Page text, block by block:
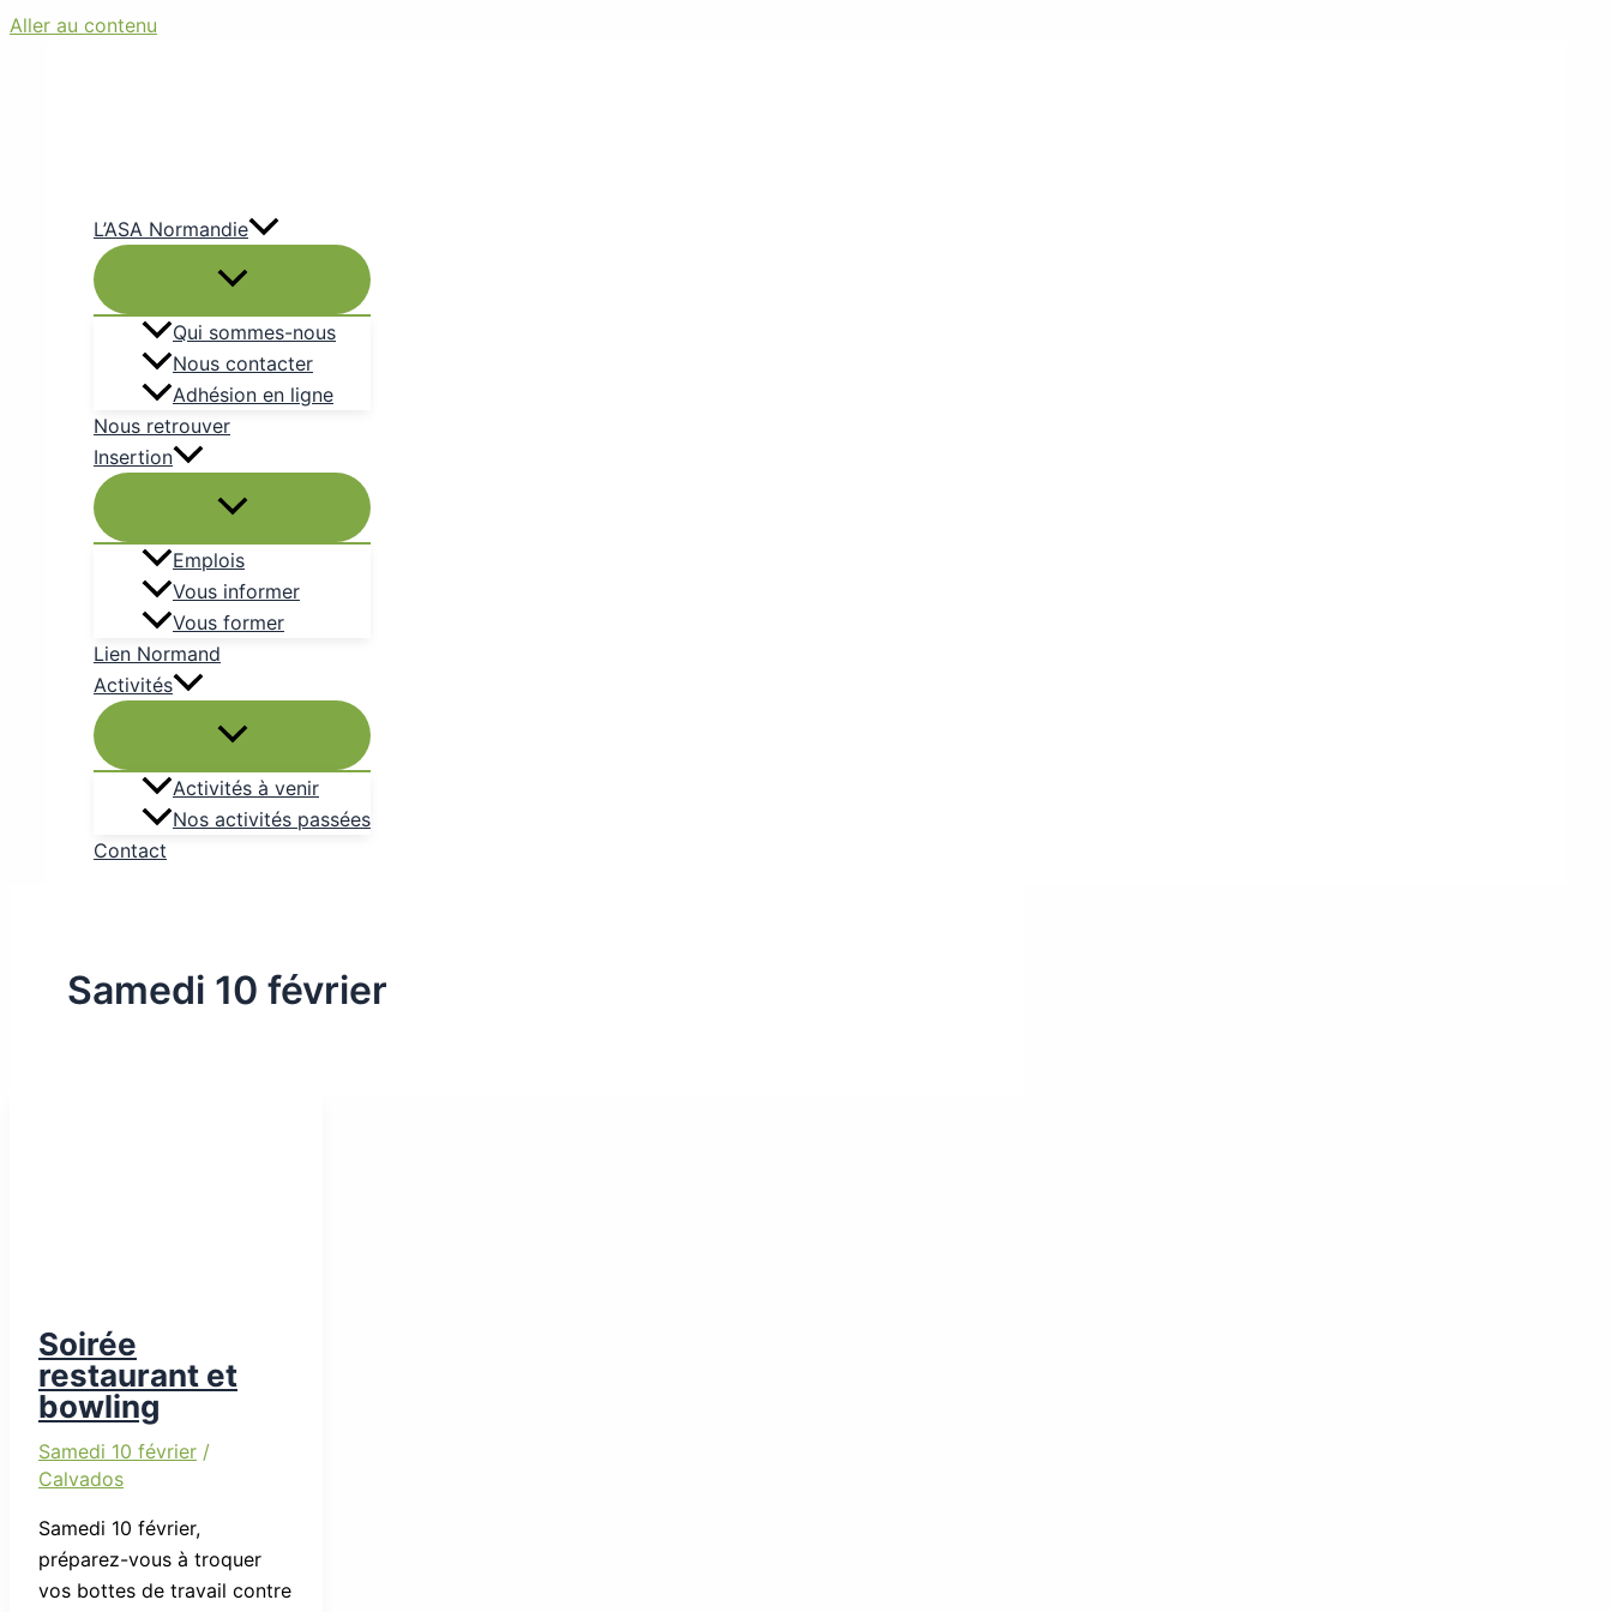
Aller au contenu
L’ASA Normandie
Qui sommes-nous
Nous contacter
Adhésion en ligne
Nous retrouver
Insertion
Emplois
Vous informer
Vous former
Lien Normand
Activités
Activités à venir
Nos activités passées
Contact
Samedi 10 février
Soirée
restaurant et
bowling
Samedi 10 février /
Calvados
Samedi 10 février,
préparez-vous à troquer
vos bottes de travail contre